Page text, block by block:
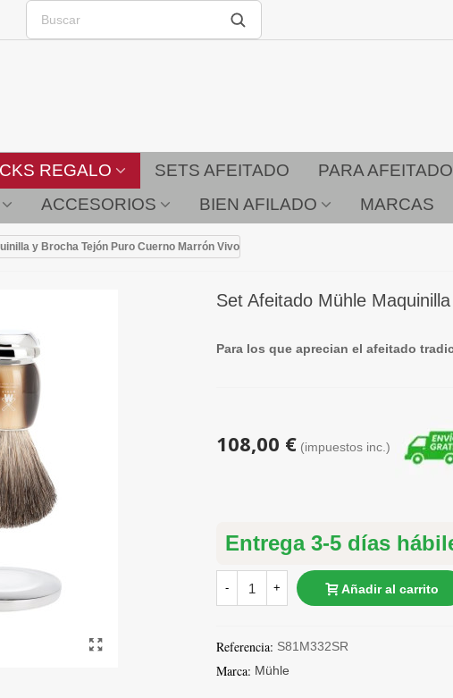
REGALO SETS AFEITADO PARA AFEITADO
ACCESORIOS BIEN AFILADO MARCAS
y Brocha Tejón Puro Cuerno Marrón Vivo
Set Afeitado Mühle
Para los que aprecian el afeitado
108,00 € (impuestos inc.)
Entrega 3-5 días
- + Añadir al carrito
Referencia: S81M332SR
Marca: Mühle